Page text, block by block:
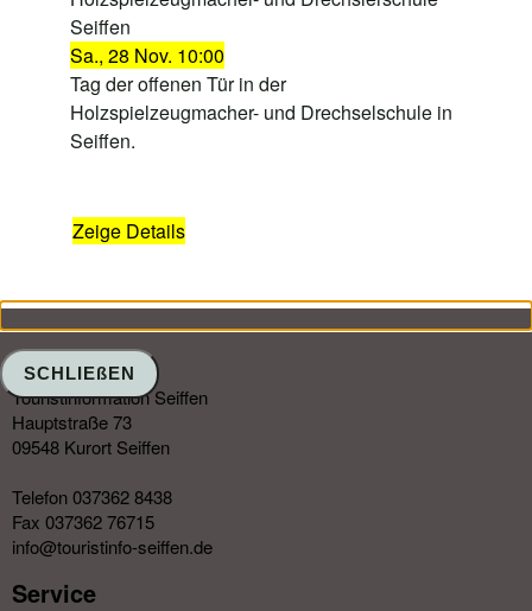
Seiffen
Sa., 28 Nov. 10:00
Tag der offenen Tür in der
Holzspielzeugmacher- und Drechselschule in
Seiffen.
Zeige Details
Touristinformation Seiffen
Hauptstraße 73
09548 Kurort Seiffen
Telefon 037362 8438
Fax 037362 76715
info@touristinfo-seiffen.de
Service​
SCHLIEßEN